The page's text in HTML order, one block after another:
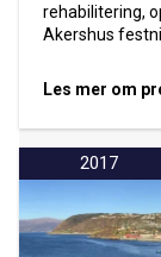
rehabilitering,
Akershus
Les mer om
2017